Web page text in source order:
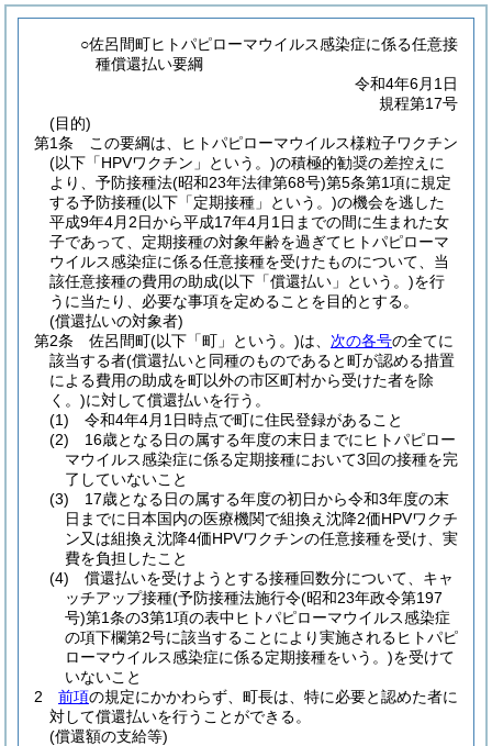
○佐呂間町ヒトパピローマウイルス感染症に係る任意接
種償還払い要綱
令和4年6月1日
規程第17号
(目的)
第1条
この要綱は、ヒトパピローマウイルス様粒子ワクチン
(以下「HPVワクチン」という。)の積極的勧奨の差控えに
より、予防接種法(昭和23年法律第68号)第5条第1項に規定
する予防接種(以下「定期接種」という。)の機会を逃した
平成9年4月2日から平成17年4月1日までの間に生まれた女
子であって、定期接種の対象年齢を過ぎてヒトパピローマ
ウイルス感染症に係る任意接種を受けたものについて、当
該任意接種の費用の助成(以下「償還払い」という。)を行
うに当たり、必要な事項を定めることを目的とする。
(償還払いの対象者)
第2条
佐呂間町(以下「町」という。)は、 次の各号の全てに
該当する者(償還払いと同種のものであると町が認める措置
による費用の助成を町以外の市区町村から受けた者を除
く。)に対して償還払いを行う。
(1)
令和4年4月1日時点で町に住民登録があること
(2)
16歳となる日の属する年度の末日までにヒトパピロー
マウイルス感染症に係る定期接種において3回の接種を完
了していないこと
(3)
17歳となる日の属する年度の初日から令和3年度の末
日までに日本国内の医療機関で組換え沈降2価HPVワクチ
ン又は組換え沈降4価HPVワクチンの任意接種を受け、実
費を負担したこと
(4)
償還払いを受けようとする接種回数分について、キャ
ッチアップ接種(予防接種法施行令(昭和23年政令第197
号)第1条の3第1項の表中ヒトパピローマウイルス感染症
の項下欄第2号に該当することにより実施されるヒトパピ
ローマウイルス感染症に係る定期接種をいう。)を受けて
いないこと
2
前項の規定にかかわらず、町長は、特に必要と認めた者に
対して償還払いを行うことができる。
(償還額の支給等)